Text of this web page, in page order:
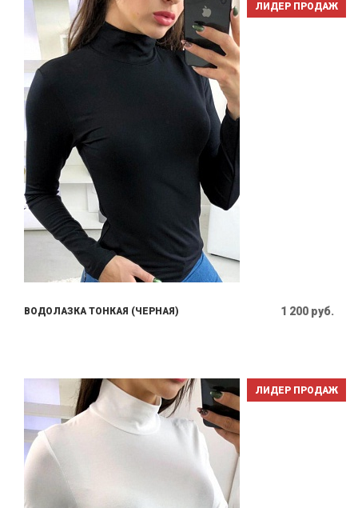
ЛИДЕР ПРОДАЖ
ВОДОЛАЗКА ТОНКАЯ (ЧЕРНАЯ) 1 200 руб.
ЛИДЕР ПРОДАЖ